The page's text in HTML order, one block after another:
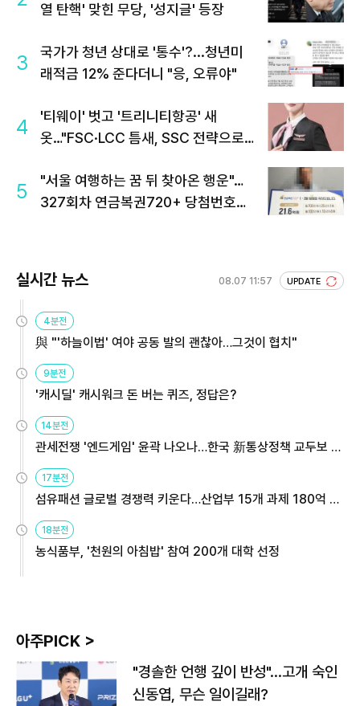
열 탄핵' 맞힌 무당, '성지글' 등장
3
국가가 청년 상대로 '통수'?...청년미
래적금 12% 준다더니 "응, 오류야"
4
'티웨이' 벗고 '트리니티항공' 새
옷…"FSC·LCC 틈새, SSC 전략으로
5
"서울 여행하는 꿈 뒤 찾아온 행운"…
327회차 연금복권720+ 당첨번호조
실시간 뉴스 08.07 11:57 UPDATE
4분전
與 "'하늘이법' 여야 공동 발의 괜찮아…그것이 협치"
9분전
'캐시딜' 캐시워크 돈 버는 퀴즈, 정답은?
14분전
관세전쟁 '엔드게임' 윤곽 나오나…한국 新통상정책 교두보 활
용해야
17분전
섬유패션 글로벌 경쟁력 키운다…산업부 15개 과제 180억 지
원
18분전
농식품부, '천원의 아침밥' 참여 200개 대학 선정
아주PICK >
"경솔한 언행 깊이 반성"…고개 숙인
신동엽, 무슨 일이길래?